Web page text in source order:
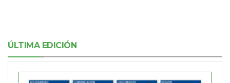
ÚLTIMA EDICIÓN